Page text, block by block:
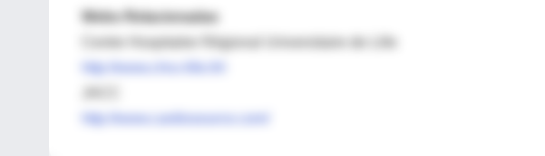
Webs Relacionadas
Centre Hospitalier Régional Universitaire de Lille